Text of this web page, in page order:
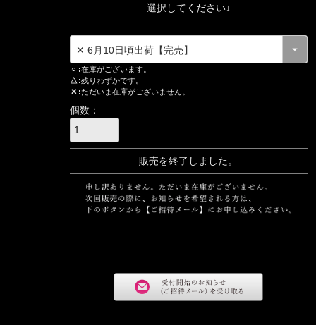
選択してください↓
○
在庫がございます。
△ 残りわずかです。
✕ ただいま在庫がございません。
販売を終了しました。